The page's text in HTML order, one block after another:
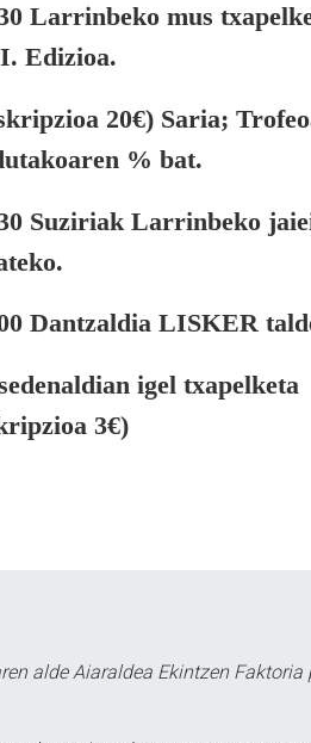
Larrinbeko mus
Edizioa.
20€) Saria;
% bat.
Suziriak Larrinbeko
Dantzaldia LISKER
igel txapelketa
3€)
alde Aiaraldea Ekintzen Faktoria